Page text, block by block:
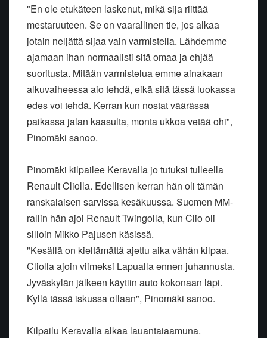
"En ole etukäteen laskenut, mikä sija riittää
mestaruuteen. Se on vaarallinen tie, jos alkaa
jotain neljättä sijaa vain varmistella. Lähdemme
ajamaan ihan normaalisti sitä omaa ja ehjää
suoritusta. Mitään varmistelua emme ainakaan
alkuvaiheessa aio tehdä, eikä sitä tässä luokassa
edes voi tehdä. Kerran kun nostat väärässä
paikassa jalan kaasulta, monta ukkoa vetää ohi",
Pinomäki sanoo.
Pinomäki kilpailee Keravalla jo tutuksi tulleella
Renault Cliolla. Edellisen kerran hän oli tämän
ranskalaisen sarvissa kesäkuussa. Suomen MM-
rallin hän ajoi Renault Twingolla, kun Clio oli
silloin Mikko Pajusen käsissä.
"Kesällä on kieltämättä ajettu aika vähän kilpaa.
Cliolla ajoin viimeksi Lapualla ennen juhannusta.
Jyväskylän jälkeen käytiin auto kokonaan läpi.
Kyllä tässä iskussa ollaan", Pinomäki sanoo.
Kilpailu Keravalla alkaa lauantaiaamuna.